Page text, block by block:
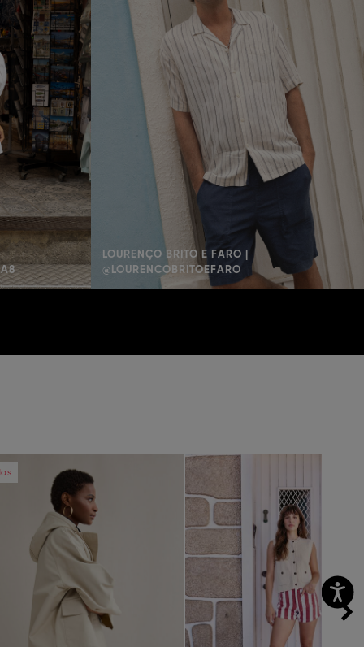
LOURENÇO BRITO E FARO |
@LOURENCOBRITOEFARO
Next Previous